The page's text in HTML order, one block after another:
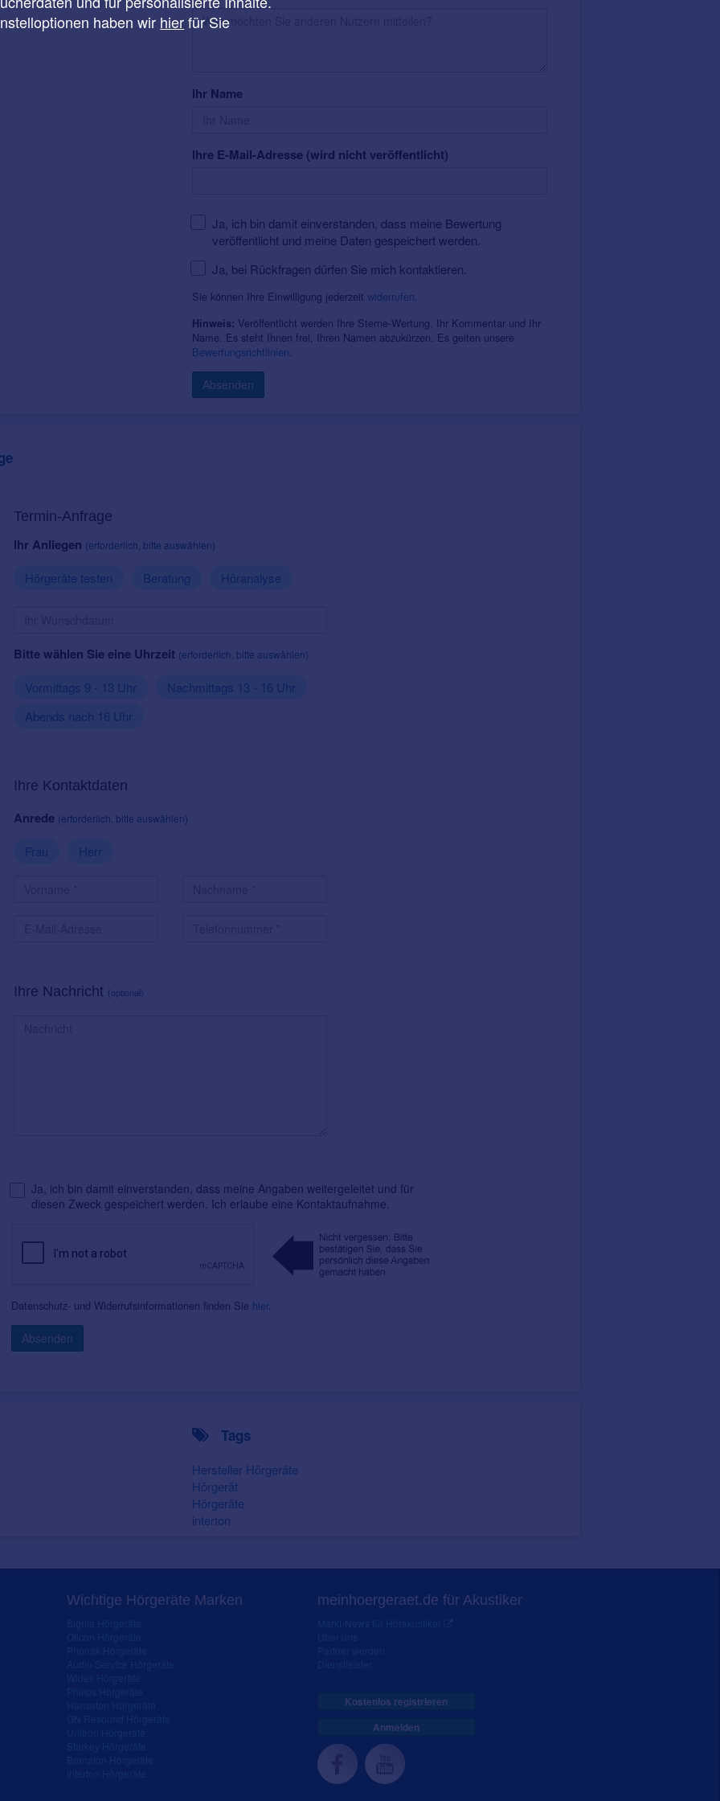
Ihr Name
Ihre E-Mail-Adresse (wird nicht veröffentlicht)
Ja, ich bin damit einverstanden, dass meine Bewertung
veröffentlicht und meine Daten gespeichert werden.
Ja, bei Rückfragen dürfen Sie mich kontaktieren.
Sie können Ihre Einwilligung jederzeit widerrufen.
Hinweis: Veröffentlicht werden Ihre Sterne-Wertung, Ihr Kommentar und Ihr
Name. Es steht Ihnen frei, Ihren Namen abzukürzen. Es gelten unsere
Bewertungsrichtlinien.
Absenden
Termin-Anfrage
Ihr Anliegen (erforderlich, bitte auswählen)
Hörgeräte testen Beratung Höranalyse
Bitte wählen Sie eine Uhrzeit (erforderlich, bitte auswählen)
Vormittags 9 - 13 Uhr
Nachmittags 13 - 16 Uhr
Abends nach 16 Uhr
Ihre Kontaktdaten
Anrede (erforderlich, bitte auswählen)
Frau Herr
Ihre Nachricht (optional)
Ja, ich bin damit einverstanden, dass meine Angaben weitergeleitet und für
diesen Zweck gespeichert werden. Ich erlaube eine Kontaktaufnahme.
Datenschutz- und Widerrufsinformationen finden Sie hier.
Absenden
Tags
Hersteller Hörgeräte
Hörgerät
Hörgeräte
interton
Wichtige Hörgeräte Marken meinhoergeraet.de für Akustiker
Kostenlos registrieren
Anmelden
haben wir hierfür Sie